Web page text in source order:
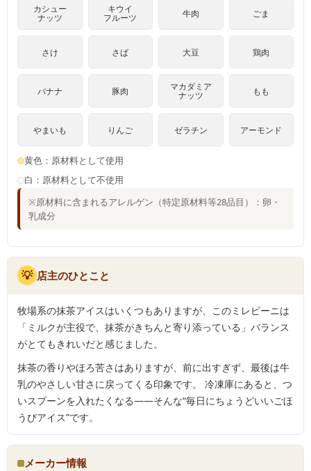
カシュー
ナッツ
キウイ
フルーツ 牛肉 ごま
さけ さば 大豆 鶏肉
バナナ 豚肉 マカダミア
ナッツ もも
やまいも りんご ゼラチン アーモンド
黄色：原材料として使用
白：原材料として不使用
※原材料に含まれるアレルゲン（特定原材料等28品目）：卵・
乳成分
💡 店主のひとこと
牧場系の抹茶アイスはいくつもありますが、このミレピーニは
「ミルクが主役で、抹茶がきちんと寄り添っている」バランス
がとてもきれいだと感じました。
抹茶の香りやほろ苦さはありますが、前に出すぎず、最後は牛
乳のやさしい甘さに戻ってくる印象です。 冷凍庫にあると、つ
いスプーンを入れたくなる——そんな“毎日にちょうどいいごほ
うびアイス”です。
メーカー情報